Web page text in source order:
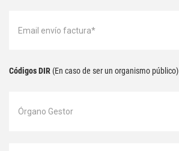
Códigos DIR (En caso de ser un organismo público)